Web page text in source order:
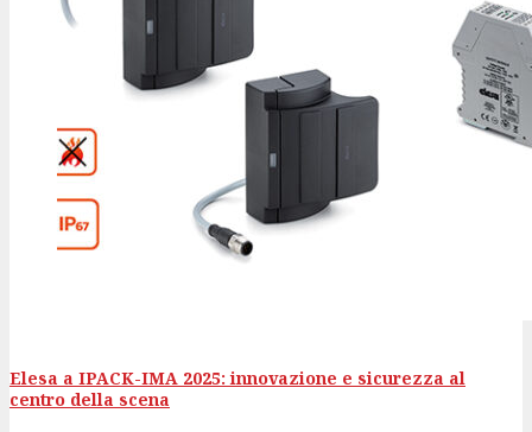
Elesa a IPACK-IMA 2025: innovazione e sicurezza al
centro della scena